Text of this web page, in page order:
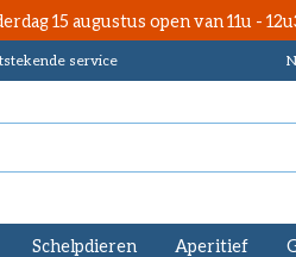
15 augustus open van 11u -
service
Schelpdieren Aperitief